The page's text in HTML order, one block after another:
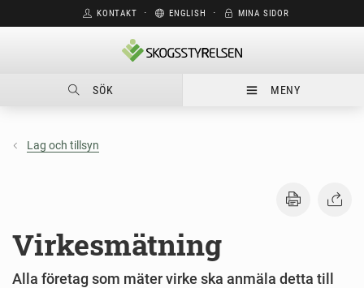
KONTAKT ⋅ ENGLISH ⋅ MINA SIDOR
SÖK MENY
Lag och tillsyn
Virkesmätning
Alla företag som mäter virke ska anmäla detta till